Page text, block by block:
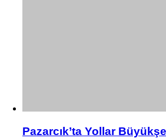
Pazarcık’ta Yollar